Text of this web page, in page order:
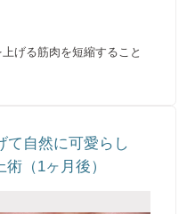
げる筋肉を短縮すること
て自然に可愛らし
（1ヶ月後）